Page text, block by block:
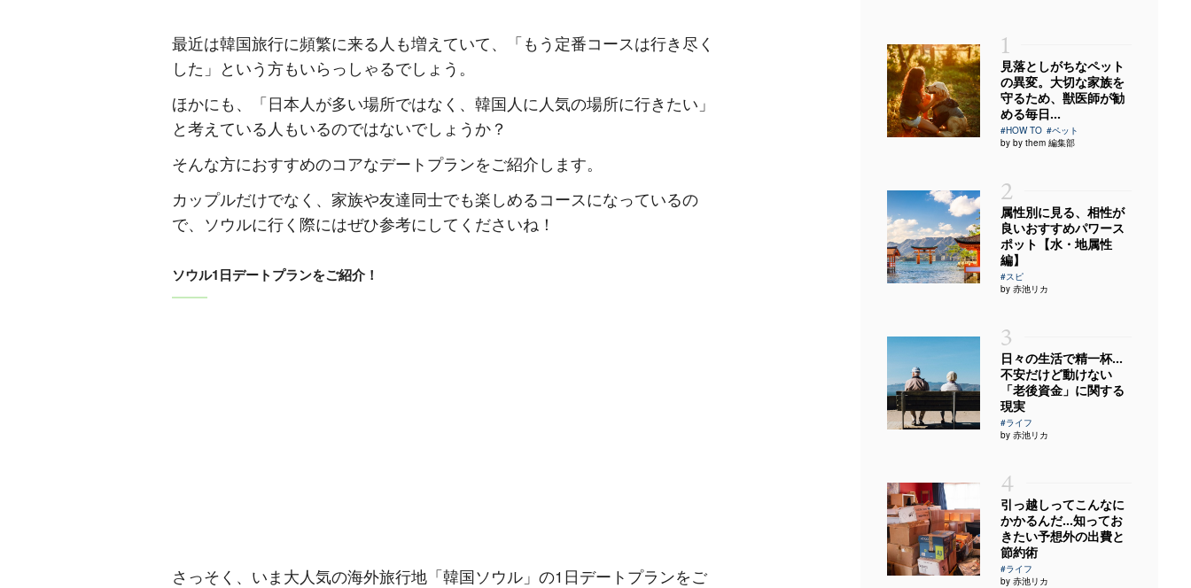
最近は韓国旅行に頻繁に来る人も増えていて、「もう定番コースは行き尽く
した」という方もいらっしゃるでしょう。
ほかにも、「日本人が多い場所ではなく、韓国人に人気の場所に行きたい」
と考えている人もいるのではないでしょうか？
そんな方におすすめのコアなデートプランをご紹介します。
カップルだけでなく、家族や友達同士でも楽しめるコースになっているの
で、ソウルに行く際にはぜひ参考にしてくださいね！
ソウル1日デートプランをご紹介！
さっそく、いま大人気の海外旅行地「韓国ソウル」の1日デートプランをご
1
見落としがちなペット
の異変。大切な家族を
守るため、獣医師が勧
める毎日...
#HOW TO #ペット
by by them 編集部
2
属性別に見る、相性が
良いおすすめパワース
ポット【水・地属性
編】
#スピ
by 赤池リカ
3
日々の生活で精一杯…
不安だけど動けない
「老後資金」に関する
現実
#ライフ
by 赤池リカ
4
引っ越しってこんなに
かかるんだ…知ってお
きたい予想外の出費と
節約術
#ライフ
by 赤池リカ